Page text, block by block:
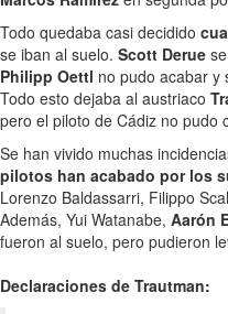
Todo quedaba casi decidido
se iban al suelo. Scott Derue
Philipp Oettl no pudo acabar y
Todo esto dejaba al austriaco
pero el piloto de Cádiz no pudo
Se han vivido muchas
pilotos han acabado por los
Lorenzo Baldassarri, Filippo
Además, Yui Watanabe, Aarón
fueron al suelo, pero pudieron
Declaraciones de Trautman: